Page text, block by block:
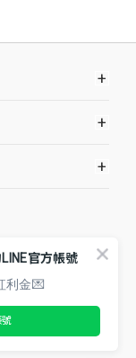
+
+
+
官方帳號
利金💌